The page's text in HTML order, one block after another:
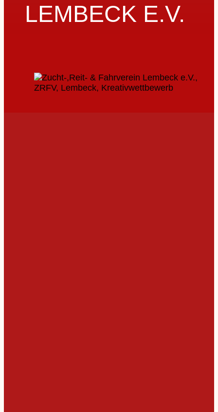
LEMBECK E.V.